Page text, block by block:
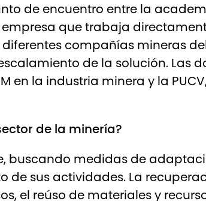
de encuentro entre la
que trabaja
compañías mineras
de la solución. Las
en la industria minera y la
de la minería?
buscando medidas de
sus actividades. La
el reúso de materiales y